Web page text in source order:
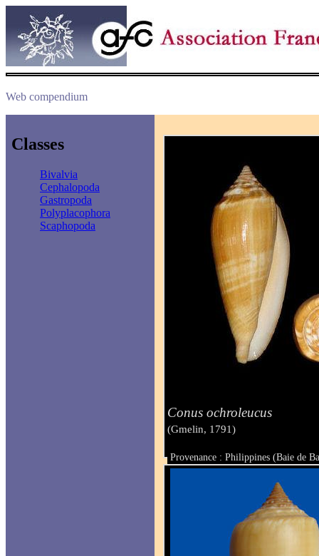
Web compendium
Classes
Bivalvia
Cephalopoda
Gastropoda
Polyplacophora
Scaphopoda
Conus ochroleucus
(Gmelin, 1791)
Provenance : Philippines (Baie de
Taille : 60.4 mm